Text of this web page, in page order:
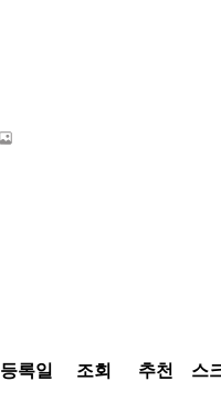
등록일 조회 추천 스